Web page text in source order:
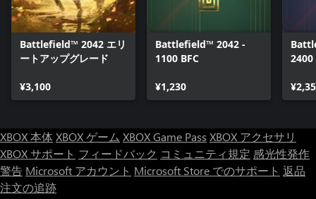
Battlefield™ 2042 エリ
ートアップグレード
¥3,100
Battlefield™ 2042 -
1100 BFC
¥1,230
2400
XBOX 本体XBOX ゲーム XBOX Game Pass XBOX アクセサリ
XBOX サポート フィードバック コミュニティ規定 感光性発作
警告 Microsoft アカウント Microsoft Store でのサポート 返品
注文の追跡